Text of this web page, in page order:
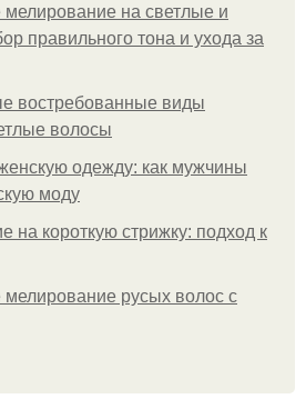
на светлые и
правильного тона и ухода за
востребованные виды
волосы
одежду: как мужчины
моду
на короткую стрижку: подход к
русых волос с